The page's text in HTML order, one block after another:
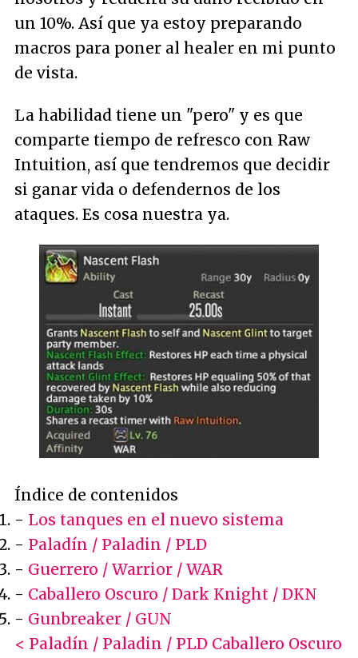
un 10%. Así que ya estoy preparando
macros para poner al healer en mi punto
de vista.
La habilidad tiene un "pero" y es que
comparte tiempo de refresco con Raw
Intuition, así que tendremos que decidir
si ganar vida o defendernos de los
ataques. Es cosa nuestra ya.
Índice de contenidos
- Los tanques en el nuevo sistema
- Paladín / Paladin / PLD
- Guerrero / Warrior / WAR
- Caballero Oscuro / Dark Knight / DKN
- Gunbreaker / GUN
< Paladín / Paladin / PLD Caballero Oscuro